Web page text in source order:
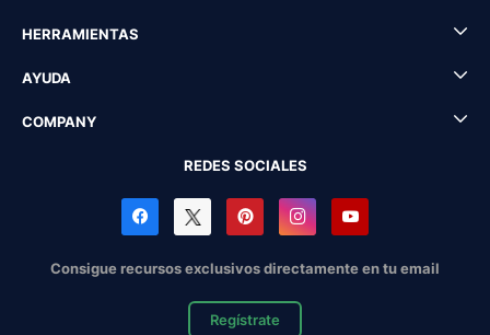
HERRAMIENTAS
AYUDA
COMPANY
REDES SOCIALES
Consigue recursos exclusivos directamente en tu email
Regístrate